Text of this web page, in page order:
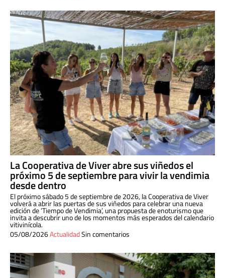
La Cooperativa de Viver abre sus viñedos el
próximo 5 de septiembre para vivir la vendimia
desde dentro
El próximo sábado 5 de septiembre de 2026, la Cooperativa de Viver
volverá a abrir las puertas de sus viñedos para celebrar una nueva
edición de ‘Tiempo de Vendimia’, una propuesta de enoturismo que
invita a descubrir uno de los momentos más esperados del calendario
vitivinícola.
05/08/2026ActualidadSin comentarios